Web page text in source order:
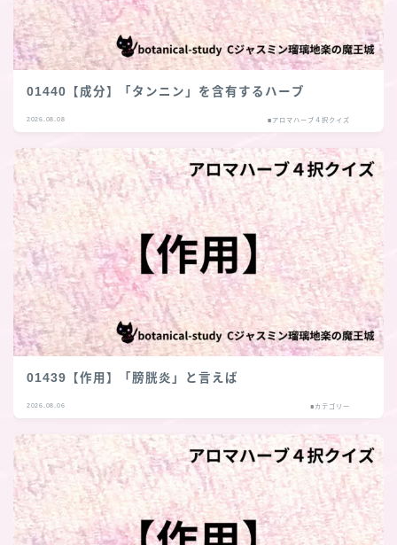
01440【成分】「タンニン」を含有するハーブ
2026.08.08 ■アロマハーブ４択クイズ
01439【作用】「膀胱炎」と言えば
2026.08.06 ■カテゴリー